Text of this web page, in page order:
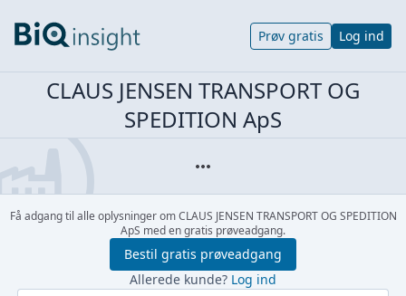
Prøv gratis Log ind
CLAUS JENSEN TRANSPORT OG
SPEDITION ApS
Få adgang til alle oplysninger om CLAUS JENSEN TRANSPORT OG SPEDITION
ApS med en gratis prøveadgang.
Bestil gratis prøveadgang
Allerede kunde? Log ind